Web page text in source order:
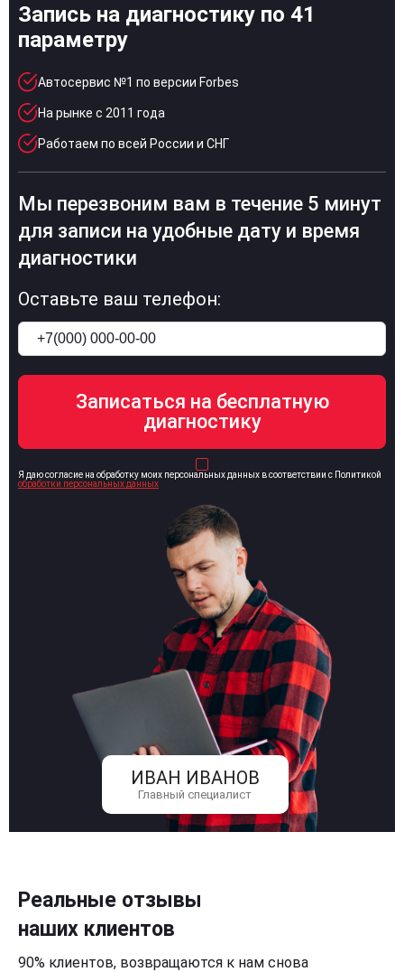
Запись на диагностику по 41
параметру
Автосервис №1 по версии Forbes
На рынке с 2011 года
Работаем по всей России и СНГ
ИВАН ИВАНОВ
Главный специалист
Мы перезвоним вам в течение 5 минут
для записи на удобные дату и время
диагностики
Оставьте ваш телефон:
Я даю согласие на обработку моих персональных данных в соответствии с Политикой
обработки персональных данных
Реальные отзывы
наших клиентов
90% клиентов, возвращаются к нам снова